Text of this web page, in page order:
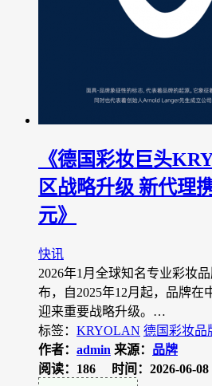
《德国彩妆巨头
区战略升级 新代理
元》
快讯
2026年1月全球知名专业彩妆
布，自2025年12月起，品牌在
迎来重要战略升级。…
标签： KRYOLAN 德国彩妆品
作者： admin 来源： 品牌
阅读：186
时间：2026-06-